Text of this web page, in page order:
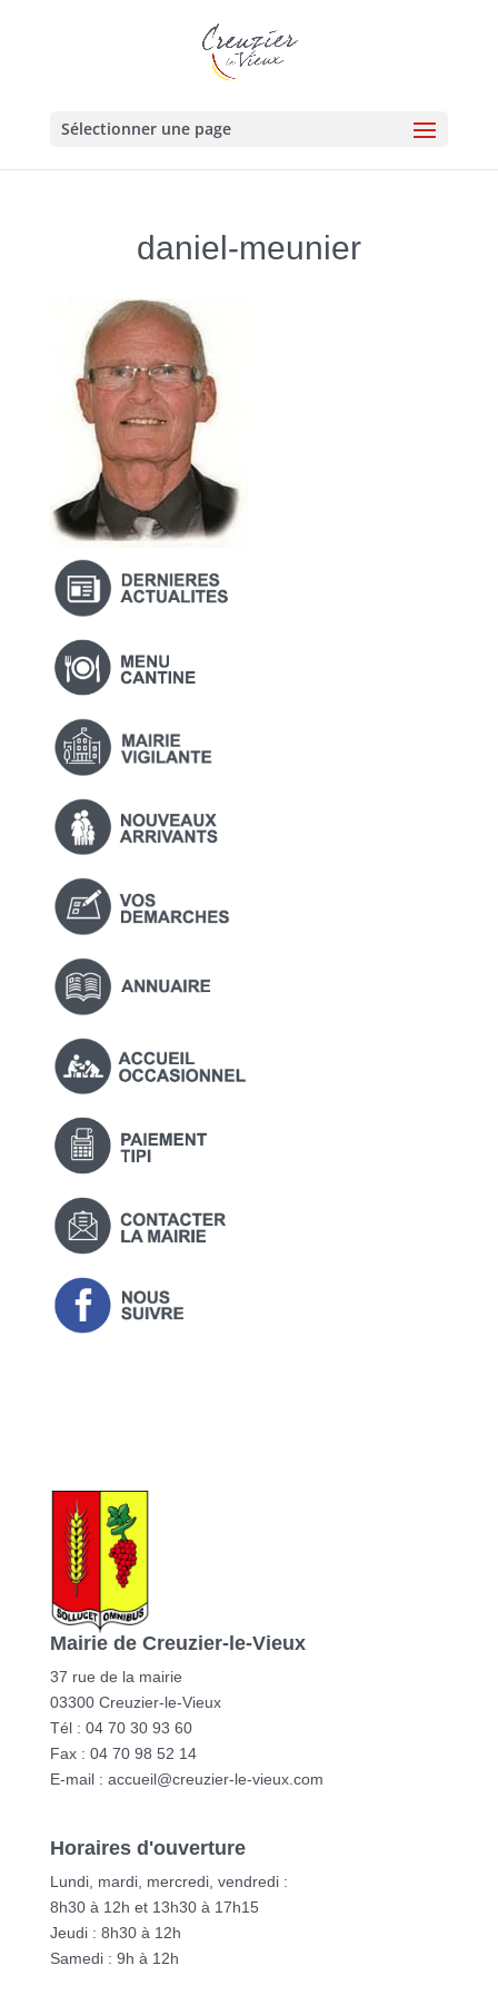
Sélectionner une page
daniel-meunier
Mairie de Creuzier-le-Vieux
37 rue de la mairie
03300 Creuzier-le-Vieux
Tél : 04 70 30 93 60
Fax : 04 70 98 52 14
E-mail : accueil@creuzier-le-vieux.com
Horaires d'ouverture
Lundi, mardi, mercredi, vendredi :
8h30 à 12h et 13h30 à 17h15
Jeudi : 8h30 à 12h
Samedi : 9h à 12h